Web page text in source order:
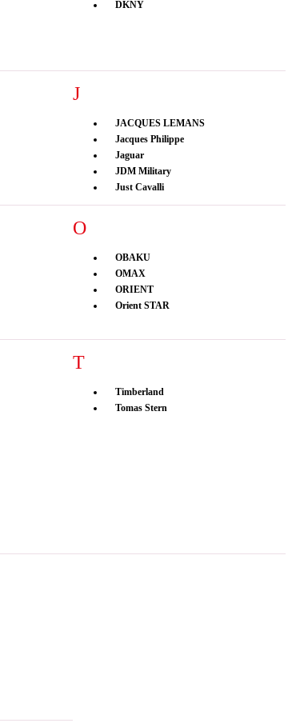
DKNY
J
JACQUES LEMANS
Jacques Philippe
Jaguar
JDM Military
Just Cavalli
O
OBAKU
OMAX
ORIENT
Orient STAR
T
Timberland
Tomas Stern